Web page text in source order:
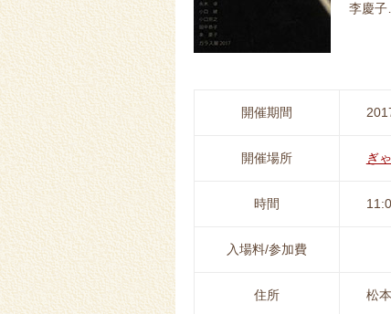
李慶
開催期間
開催場所 ぎ
時間
入場料/参加費
住所 松